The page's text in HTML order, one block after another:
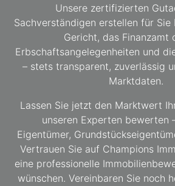
Unsere zertifizierten
Sachverständigen erstellen für
Gericht, das Finanzamt
Erbschaftsangelegenheiten und
– stets transparent, zuverlässig
Marktdaten.
Lassen Sie jetzt den Marktwert
unseren Experten bewerten
Eigentümer,
Vertrauen Sie auf Champions
eine professionelle
wünschen. Vereinbaren Sie noch